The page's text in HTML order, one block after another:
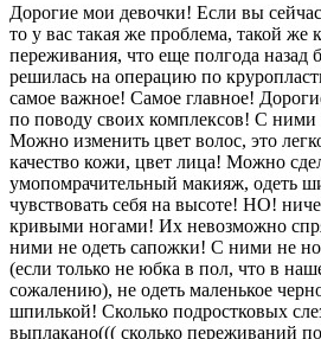
Дорогие мои девочки! Если вы
то у вас такая же проблема, такой же
переживания, что еще полгода назад
решилась на операцию по
самое важное! Самое главное!
по поводу своих комплексов! С
Можно изменить цвет волос, это
качество кожи, цвет лица! Можно
умопомрачительный макияж, одеть
чувствовать себя на высоте! НО!
кривыми ногами! Их невозможно
ними не одеть сапожки! С ними не
(если только не юбка в пол, что в
сожалению), не одеть маленькое
шпилькой! Сколько подростковых
выплакано((( сколько переживаний